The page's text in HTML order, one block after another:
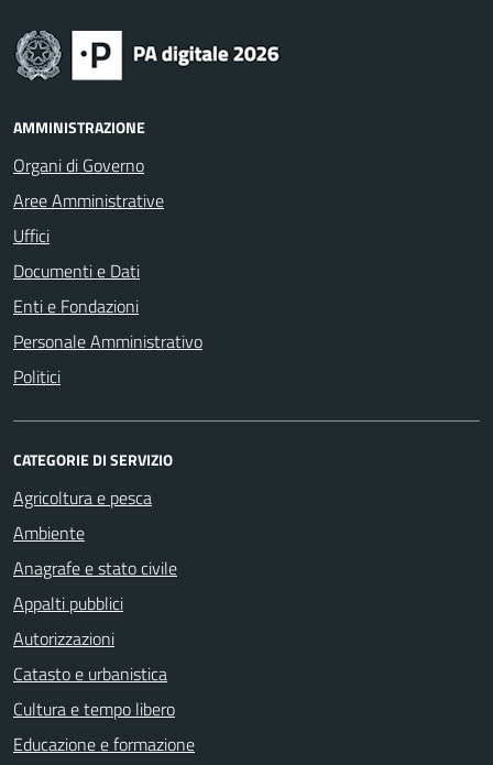
AMMINISTRAZIONE
Organi di Governo
Aree Amministrative
Uffici
Documenti e Dati
Enti e Fondazioni
Personale Amministrativo
Politici
CATEGORIE DI SERVIZIO
Agricoltura e pesca
Ambiente
Anagrafe e stato civile
Appalti pubblici
Autorizzazioni
Catasto e urbanistica
Cultura e tempo libero
Educazione e formazione